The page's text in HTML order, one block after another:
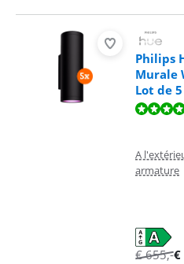
Philips
Murale
Lot de 5
La note est de 8,8 sur 10, basée sur
A
armature
€655,-€